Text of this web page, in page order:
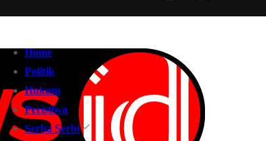
Home
Politik
Hukum
Peristiwa
Serba Serbi